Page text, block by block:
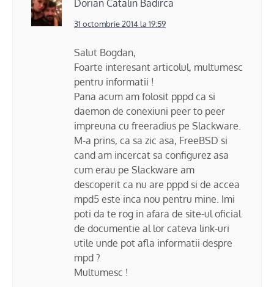
Dorian Catalin Badirca
31 octombrie 2014 la 19:59
Salut Bogdan,
Foarte interesant articolul, multumesc
pentru informatii !
Pana acum am folosit pppd ca si
daemon de conexiuni peer to peer
impreuna cu freeradius pe Slackware.
M-a prins, ca sa zic asa, FreeBSD si
cand am incercat sa configurez asa
cum erau pe Slackware am
descoperit ca nu are pppd si de accea
mpd5 este inca nou pentru mine. Imi
poti da te rog in afara de site-ul oficial
de documentie al lor cateva link-uri
utile unde pot afla informatii despre
mpd ?
Multumesc !